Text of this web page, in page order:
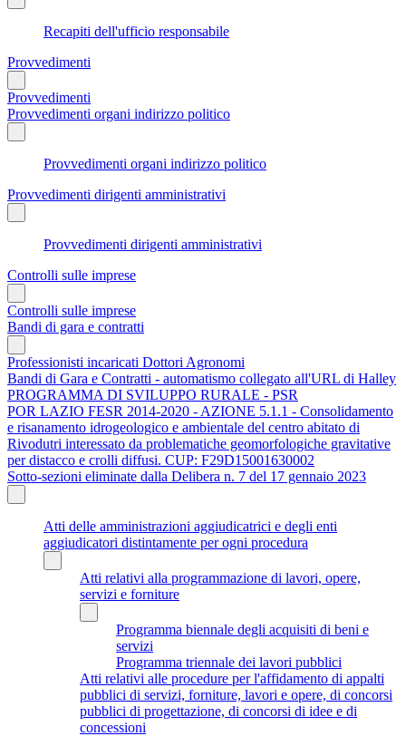
Recapiti dell'ufficio responsabile
Provvedimenti
Provvedimenti
Provvedimenti organi indirizzo politico
Provvedimenti organi indirizzo politico
Provvedimenti dirigenti amministrativi
Provvedimenti dirigenti amministrativi
Controlli sulle imprese
Controlli sulle imprese
Bandi di gara e contratti
Professionisti incaricati Dottori Agronomi
Bandi di Gara e Contratti - automatismo collegato all'URL di Halley
PROGRAMMA DI SVILUPPO RURALE - PSR
POR LAZIO FESR 2014-2020 - AZIONE 5.1.1 - Consolidamento
e risanamento idrogeologico e ambientale del centro abitato di
Rivodutri interessato da problematiche geomorfologiche gravitative
per distacco e crolli diffusi. CUP: F29D15001630002
Sotto-sezioni eliminate dalla Delibera n. 7 del 17 gennaio 2023
Atti delle amministrazioni aggiudicatrici e degli enti
aggiudicatori distintamente per ogni procedura
Atti relativi alla programmazione di lavori, opere,
servizi e forniture
Programma biennale degli acquisiti di beni e
servizi
Programma triennale dei lavori pubblici
Atti relativi alle procedure per l'affidamento di appalti
pubblici di servizi, forniture, lavori e opere, di concorsi
pubblici di progettazione, di concorsi di idee e di
concessioni